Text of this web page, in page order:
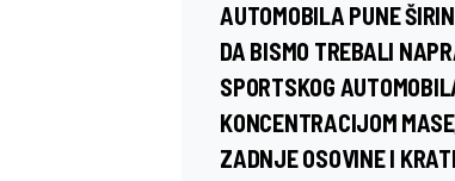
AUTOMOBILA PUNE
DA BISMO TREBALI
SPORTSKOG
KONCENTRACIJOM
ZADNJE OSOVINE I